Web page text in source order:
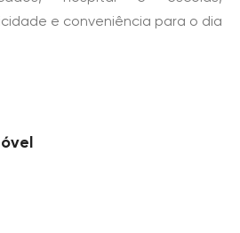
e conveniência para o dia